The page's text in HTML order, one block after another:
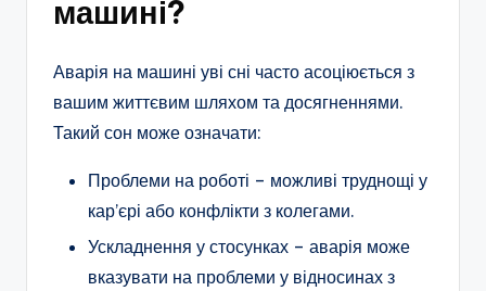
машині?
Аварія на машині уві сні часто асоціюється з
вашим життєвим шляхом та досягненнями.
Такий сон може означати:
Проблеми на роботі – можливі труднощі у
кар’єрі або конфлікти з колегами.
Ускладнення у стосунках – аварія може
вказувати на проблеми у відносинах з